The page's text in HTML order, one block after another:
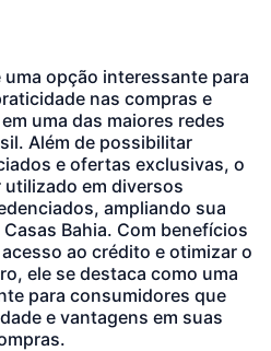
uma opção interessante para
nas compras e
uma das maiores redes
Além de possibilitar
e ofertas exclusivas, o
em diversos
ampliando sua
Bahia. Com benefícios
ao crédito e otimizar o
ele se destaca como uma
para consumidores que
e vantagens em suas